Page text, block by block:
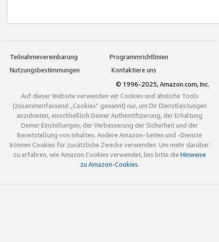
Teilnahmevereinbarung
Programmrichtlinien
Nutzungsbestimmungen
Kontaktiere uns
© 1996-2025, Amazon.com, Inc.
Auf dieser Website verwenden wir Cookies und ähnliche Tools
(zusammenfassend „Cookies“ genannt) nur, um Dir Dienstleistungen
anzubieten, einschließlich Deiner Authentifizierung, der Erhaltung
Deiner Einstellungen, der Verbesserung der Sicherheit und der
Bereitstellung von Inhalten. Andere Amazon-Seiten und -Dienste
können Cookies für zusätzliche Zwecke verwenden. Um mehr darüber
zu erfahren, wie Amazon Cookies verwendet, lies bitte die Hinweise
zu Amazon-Cookies.